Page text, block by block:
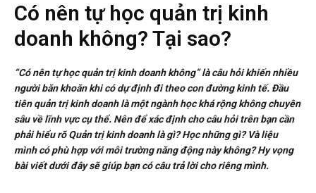
Có nên tự học quản trị kinh
doanh không? Tại sao?
“Có nên tự học quản trị kinh doanh không” là câu hỏi khiến nhiều
người băn khoăn khi có dự định đi theo con đường kinh tế. Đầu
tiên quản trị kinh doanh là một ngành học khá rộng không chuyên
sâu về lĩnh vực cụ thể. Nên để xác định cho câu hỏi trên bạn cần
phải hiểu rõ Quản trị kinh doanh là gì? Học những gì? Và liệu
mình có phù hợp với môi trường năng động này không? Hy vọng
bài viết dưới đây sẽ giúp bạn có câu trả lời cho riêng mình.